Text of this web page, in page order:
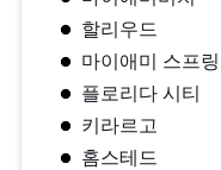
할리우드
마이애미 스프
플로리다 시티
키라르고
홈스테드